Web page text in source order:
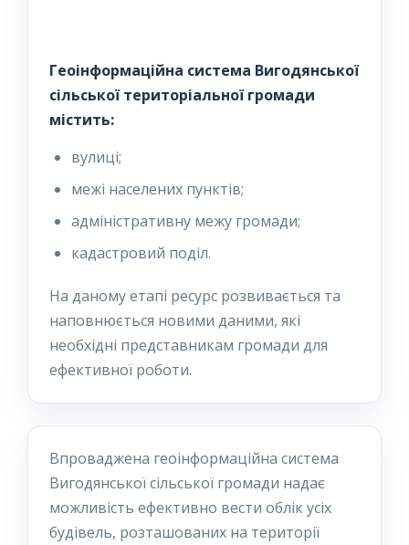
Геоінформаційна система Вигодянської
сільської територіальної громади
містить:
вулиці;
межі населених пунктів;
адміністративну межу громади;
кадастровий поділ.
На даному етапі ресурс розвивається та
наповнюється новими даними, які
необхідні представникам громади для
ефективної роботи.
Впроваджена геоінформаційна система
Вигодянської сільської громади надає
можливість ефективно вести облік усіх
будівель, розташованих на території